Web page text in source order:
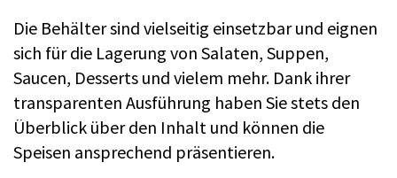
Die Behälter sind vielseitig einsetzbar und eignen
sich für die Lagerung von Salaten, Suppen,
Saucen, Desserts und vielem mehr. Dank ihrer
transparenten Ausführung haben Sie stets den
Überblick über den Inhalt und können die
Speisen ansprechend präsentieren.